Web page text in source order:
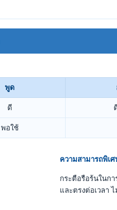
พูด
ดี
พอใช้
ความสามารถพิเศ
กระตือรือร้นในก
และตรงต่อเวลา